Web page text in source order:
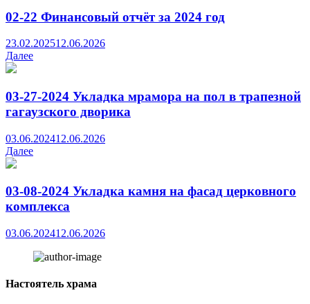
02-22 Финансовый отчёт за 2024 год
23.02.202512.06.2026
Далее
03-27-2024 Укладка мрамора на пол в трапезной
гагаузского дворика
03.06.202412.06.2026
Далее
03-08-2024 Укладка камня на фасад церковного
комплекса
03.06.202412.06.2026
Настоятель храма